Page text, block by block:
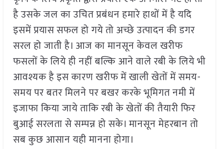
है उसके जल का उचित प्रबंधन हमारे हाथों में है यदि
इसमें प्रयास सफल हो गये तो अच्छे उत्पादन की डगर
सरल हो जाती है। आज का मानसून केवल खरीफ
फसलों के लिये ही नहीं बल्कि आने वाले रबी के लिये भी
आवश्यक है इस कारण खरीफ में खाली खेतों में समय-
समय पर बतर मिलने पर बखर करके भूमिगत नमी में
इजाफा किया जाये ताकि रबी के खेतों की तैयारी फिर
बुआई सरलता से सम्पन्न हो सके। मानसून मेहरबान तो
सब कुछ आसान यही मानना होगा।